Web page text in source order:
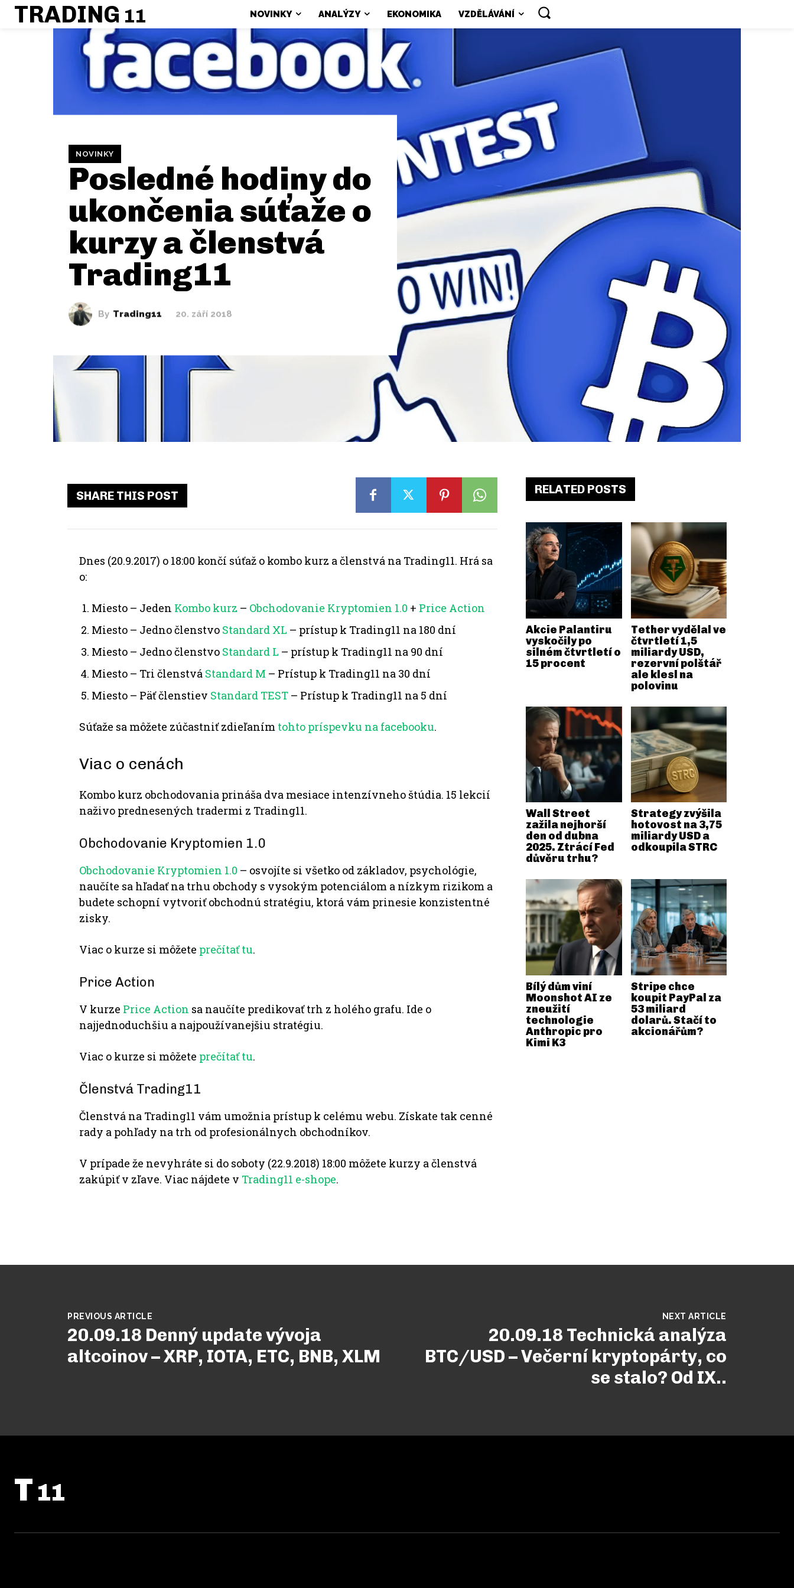
TRADING 11 NOVINKY ANALÝZY EKONOMIKA VZDĚLÁVÁNÍ
NOVINKY
Posledné hodiny do
ukončenia súťaže o
kurzy a členstvá
Trading11
By Trading11 20. září 2018
SHARE THIS POST
Dnes (20.9.2017) o 18:00 končí súťaž o kombo kurz a členstvá na Trading11. Hrá sa
o:
Miesto – Jeden Kombo kurz – Obchodovanie Kryptomien 1.0 + Price Action
Miesto – Jedno členstvo Standard XL – prístup k Trading11 na 180 dní
Miesto – Jedno členstvo Standard L – prístup k Trading11 na 90 dní
Miesto – Tri členstvá Standard M – Prístup k Trading11 na 30 dní
Miesto – Päť členstiev Standard TEST – Prístup k Trading11 na 5 dní
Súťaže sa môžete zúčastniť zdieľaním tohto príspevku na facebooku.
Viac o cenách
Kombo kurz obchodovania prináša dva mesiace intenzívneho štúdia. 15 lekcií
naživo prednesených tradermi z Trading11.
Obchodovanie Kryptomien 1.0
Obchodovanie Kryptomien 1.0 – osvojíte si všetko od základov, psychológie,
naučíte sa hľadať na trhu obchody s vysokým potenciálom a nízkym rizikom a
budete schopní vytvoriť obchodnú stratégiu, ktorá vám prinesie konzistentné
zisky.
Viac o kurze si môžete prečítať tu.
Price Action
V kurze Price Action sa naučíte predikovať trh z holého grafu. Ide o
najjednoduchšiu a najpoužívanejšiu stratégiu.
Viac o kurze si môžete prečítať tu.
Členstvá Trading11
Členstvá na Trading11 vám umožnia prístup k celému webu. Získate tak cenné
rady a pohľady na trh od profesionálnych obchodníkov.
V prípade že nevyhráte si do soboty (22.9.2018) 18:00 môžete kurzy a členstvá
zakúpiť v zľave. Viac nájdete v Trading11 e-shope.
RELATED POSTS
Akcie Palantiru
vyskočily po
silném čtvrtletí o
15 procent
Tether vydělal ve
čtvrtletí 1,5
miliardy USD,
rezervní polštář
ale klesl na
polovinu
Wall Street
zažila nejhorší
den od dubna
2025. Ztrácí Fed
důvěru trhu?
Strategy zvýšila
hotovost na 3,75
miliardy USD a
odkoupila STRC
Bílý dům viní
Moonshot AI ze
zneužití
technologie
Anthropic pro
Kimi K3
Stripe chce
koupit PayPal za
53 miliard
dolarů. Stačí to
akcionářům?
PREVIOUS ARTICLE
20.09.18 Denný update vývoja
altcoinov – XRP, IOTA, ETC, BNB, XLM
NEXT ARTICLE
20.09.18 Technická analýza
BTC/USD – Večerní kryptopárty, co
se stalo? Od IX..
T 11